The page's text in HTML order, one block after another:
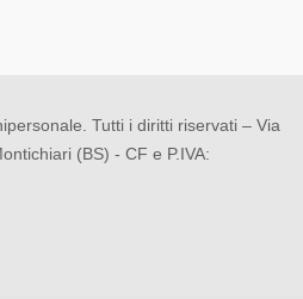
Tutti i diritti riservati – Via
(BS) - CF e P.IVA: